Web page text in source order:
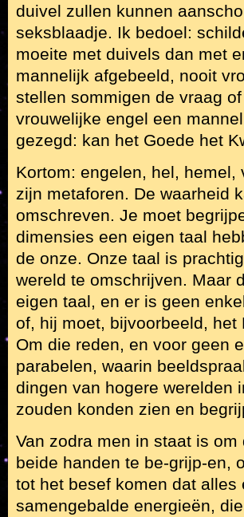
duivel zullen kunnen
seksblaadje. Ik bedoel:
moeite met duivels dan met
mannelijk afgebeeld, nooit
stellen sommigen de vraag
vrouwelijke engel een
gezegd: kan het Goede het
Kortom: engelen, hel,
zijn metaforen. De waarheid
omschreven. Je moet
dimensies een eigen taal
de onze. Onze taal is
wereld te omschrijven. Maar
eigen taal, en er is geen
of, hij moet, bijvoorbeeld,
Om die reden, en voor geen
parabelen, waarin
dingen van hogere werelden
zouden konden zien en
Van zodra men in staat is
beide handen te be-grijp-en,
tot het besef komen dat
samengebalde energieën,